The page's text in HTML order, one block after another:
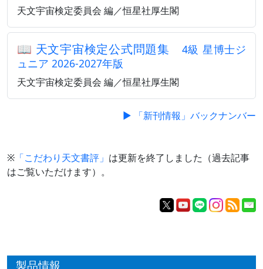
天文宇宙検定委員会 編／恒星社厚生閣
📖 天文宇宙検定公式問題集 4級 星博士ジ
ュニア 2026-2027年版
天文宇宙検定委員会 編／恒星社厚生閣
▶ 「新刊情報」バックナンバー
※ 「こだわり天文書評」 は更新を終了しました（過去記事
はご覧いただけます）。
製品情報